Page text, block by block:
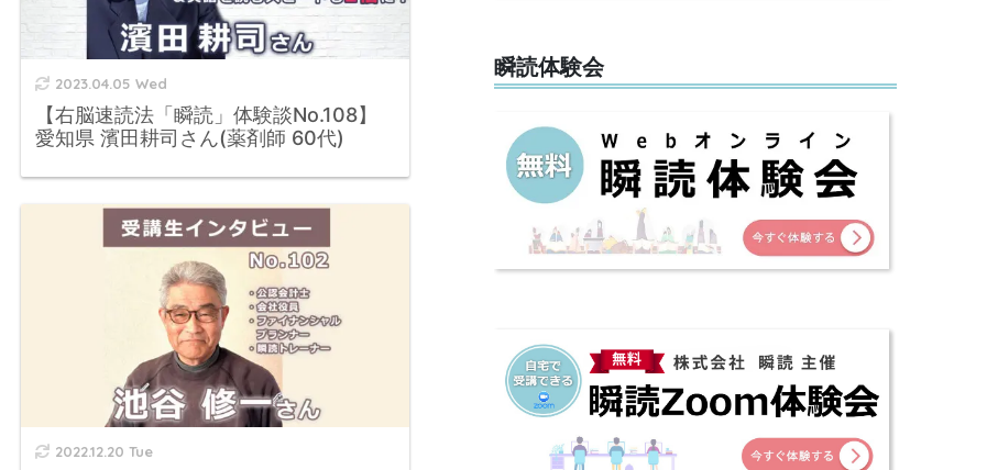
2023.04.05 Wed
【右脳速読法「瞬読」体験談No.108】
愛知県 濱田耕司さん(薬剤師 60代)
2022.12.20 Tue
瞬読体験会